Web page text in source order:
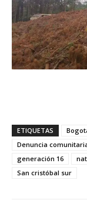
ETIQUETAS
Denuncia
generación 16
San cristóbal sur